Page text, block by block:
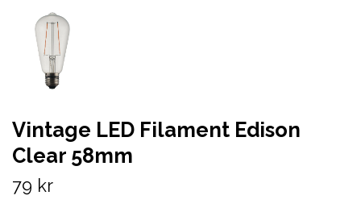
Vintage LED Filament Edison
Clear 58mm
79 kr